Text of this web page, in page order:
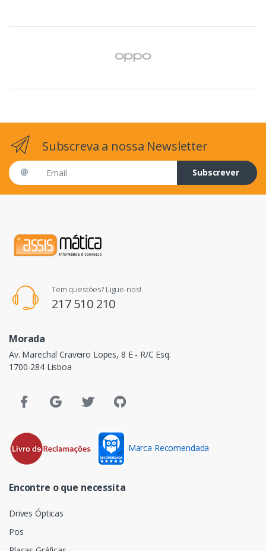
Subscreva a nossa Newsletter
Email address
Subscrever
Tem questões? Ligue-nos!
217 510 210
Morada
Av. Marechal Craveiro Lopes, 8 E - R/C Esq.
1700-284 Lisboa
Marca Recomendada
Encontre o que necessita
Drives Ópticas
Pos